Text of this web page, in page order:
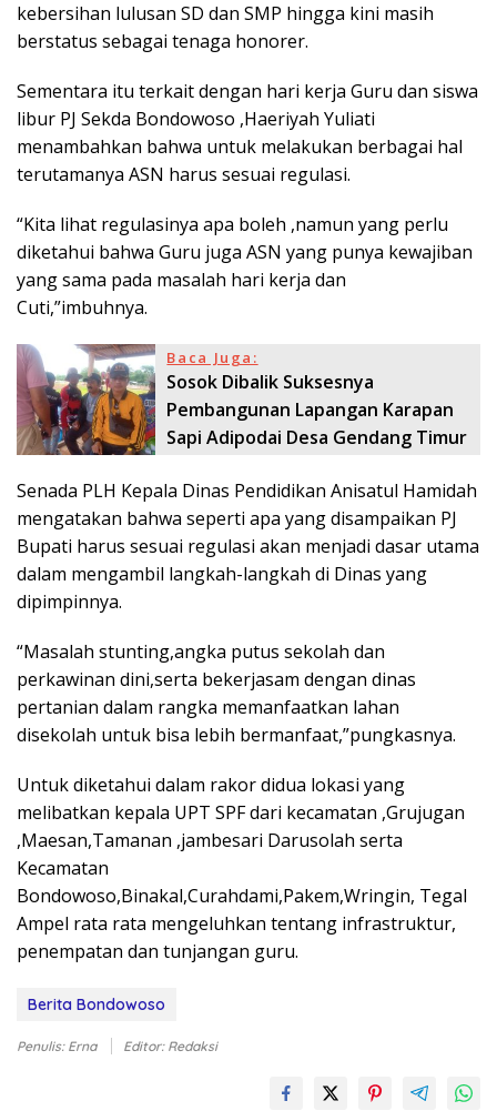
kebersihan lulusan SD dan SMP hingga kini masih
berstatus sebagai tenaga honorer.
Sementara itu terkait dengan hari kerja Guru dan siswa
libur PJ Sekda Bondowoso ,Haeriyah Yuliati
menambahkan bahwa untuk melakukan berbagai hal
terutamanya ASN harus sesuai regulasi.
“Kita lihat regulasinya apa boleh ,namun yang perlu
diketahui bahwa Guru juga ASN yang punya kewajiban
yang sama pada masalah hari kerja dan
Cuti,”imbuhnya.
Baca Juga:
Sosok Dibalik Suksesnya
Pembangunan Lapangan Karapan
Sapi Adipodai Desa Gendang Timur
Senada PLH Kepala Dinas Pendidikan Anisatul Hamidah
mengatakan bahwa seperti apa yang disampaikan PJ
Bupati harus sesuai regulasi akan menjadi dasar utama
dalam mengambil langkah-langkah di Dinas yang
dipimpinnya.
“Masalah stunting,angka putus sekolah dan
perkawinan dini,serta bekerjasam dengan dinas
pertanian dalam rangka memanfaatkan lahan
disekolah untuk bisa lebih bermanfaat,”pungkasnya.
Untuk diketahui dalam rakor didua lokasi yang
melibatkan kepala UPT SPF dari kecamatan ,Grujugan
,Maesan,Tamanan ,jambesari Darusolah serta
Kecamatan
Bondowoso,Binakal,Curahdami,Pakem,Wringin, Tegal
Ampel rata rata mengeluhkan tentang infrastruktur,
penempatan dan tunjangan guru.
Berita Bondowoso
Penulis: Erna Editor: Redaksi